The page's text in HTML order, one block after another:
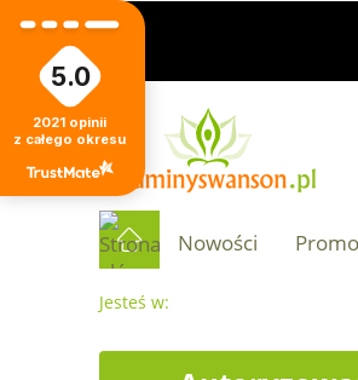
Nowości
Jesteś w:
5.0
2021 opinii
z całego okresu